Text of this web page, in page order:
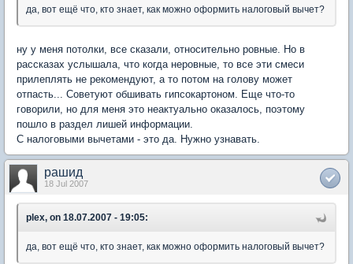
да, вот ещё что, кто знает, как можно оформить налоговый вычет?
ну у меня потолки, все сказали, относительно ровные. Но в
рассказах услышала, что когда неровные, то все эти смеси
прилеплять не рекомендуют, а то потом на голову может
отпасть... Советуют обшивать гипсокартоном. Еще что-то
говорили, но для меня это неактуально оказалось, поэтому
пошло в раздел лишей информации.
С налоговыми вычетами - это да. Нужно узнавать.
рашид
18 Jul 2007
plex, on 18.07.2007 - 19:05:
да, вот ещё что, кто знает, как можно оформить налоговый вычет?